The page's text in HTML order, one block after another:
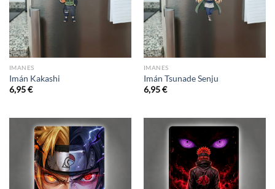
IMANES
Imán Kakashi
6,95€
IMANES
Imán Tsunade Senju
6,95€